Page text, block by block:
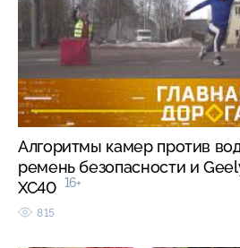
Алгоритмы камер против
ремень безопасности и
XC40 16+
815